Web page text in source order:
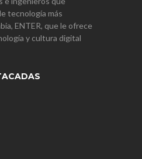
tecnología más
ENTER, que le ofrece
y cultura digital